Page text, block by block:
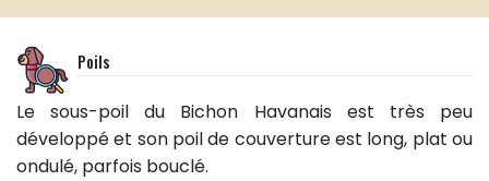
Poils
Le sous-poil du Bichon Havanais est très peu
développé et son poil de couverture est long, plat ou
ondulé, parfois bouclé.